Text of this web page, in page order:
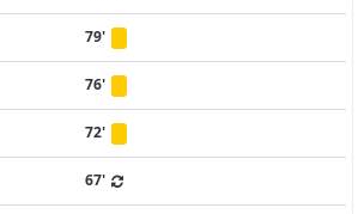
79'
76'
72'
67'